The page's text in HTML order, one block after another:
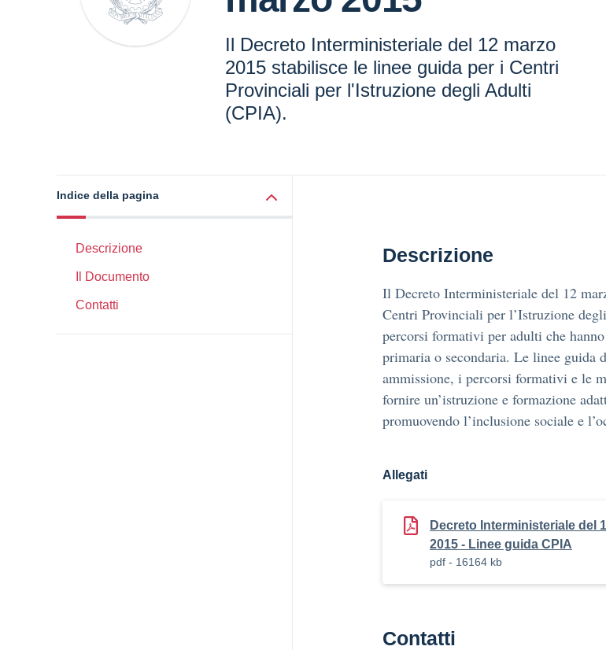
Il Decreto Interministeriale del 12 marzo
2015 stabilisce le linee guida per i Centri
Provinciali per l'Istruzione degli Adulti
(CPIA).
Indice della pagina
Descrizione
Il Documento
Contatti
Descrizione
Il Decreto Interministeriale del 12
Centri Provinciali per l’Istruzione
percorsi formativi per adulti che
primaria o secondaria. Le linee
ammissione, i percorsi formativi e le
fornire un’istruzione e formazione
promuovendo l’inclusione sociale e
Allegati
Decreto Interministeriale del
2015 - Linee guida CPIA
pdf - 16164 kb
Contatti